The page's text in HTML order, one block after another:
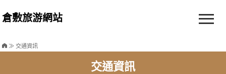
倉敷旅游網站
≫ 交通資訊
交通資訊